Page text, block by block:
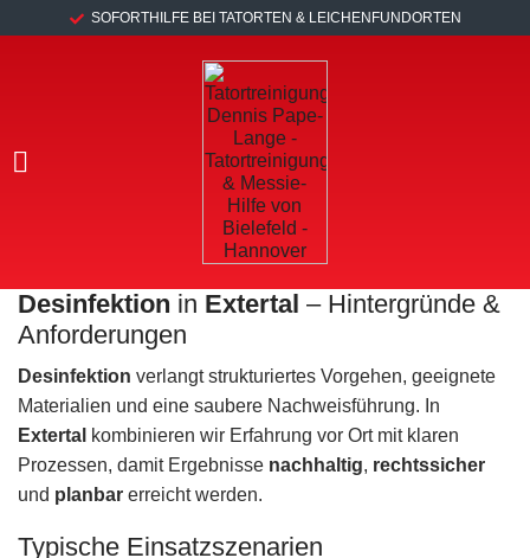
SOFORTHILFE BEI TATORTEN & LEICHENFUNDORTEN
Desinfektion in Extertal – Hintergründe &
Anforderungen
Desinfektion verlangt strukturiertes Vorgehen, geeignete
Materialien und eine saubere Nachweisführung. In
Extertal kombinieren wir Erfahrung vor Ort mit klaren
Prozessen, damit Ergebnisse nachhaltig, rechtssicher
und planbar erreicht werden.
Typische Einsatzszenarien